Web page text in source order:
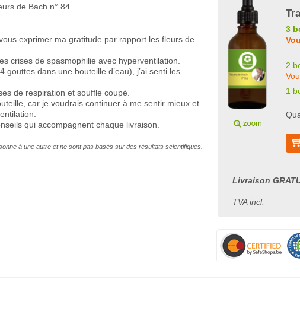
de Bach n° 84
exprimer ma gratitude par rapport les fleurs de
crises de spasmophilie avec hyperventilation.
gouttes dans une bouteille d’eau), j’ai senti les
de respiration et souffle coupé.
car je voudrais continuer à me sentir mieux et
qui accompagnent chaque livraison.
à une autre et ne sont pas basés sur des résultats scientifiques.
3
2
1
Livraison
TVA incl.